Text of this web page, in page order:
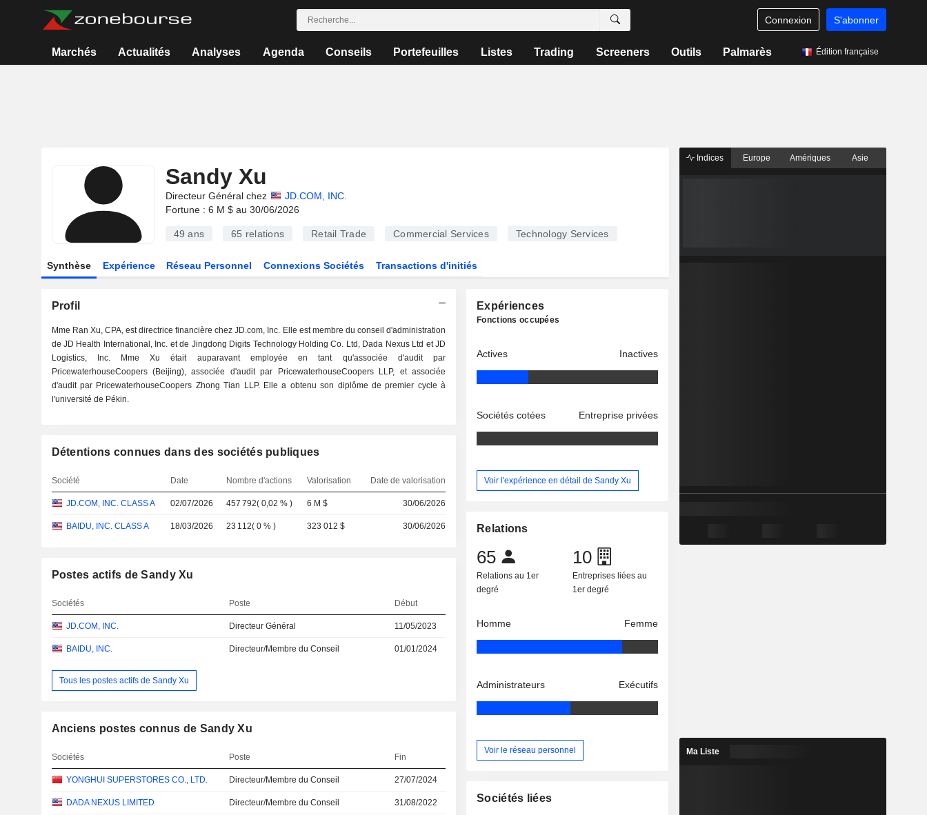
Connexion S'abonner
Marchés Actualités Analyses Agenda Conseils Portefeuilles Listes Trading Screeners Outils Palmarès Édition française
Sandy Xu
Directeur Général chez
JD.COM, INC.
Fortune : 6 M $ au 30/06/2026
49 ans 65 relations Retail Trade Commercial Services Technology Services
Synthèse Expérience Réseau Personnel Connexions Sociétés Transactions d'initiés
Profil
Mme Ran Xu, CPA, est directrice financière chez JD.com, Inc. Elle est membre du conseil d'administration
de JD Health International, Inc. et de Jingdong Digits Technology Holding Co. Ltd, Dada Nexus Ltd et JD
Logistics, Inc. Mme Xu était auparavant employée en tant qu'associée d'audit par
PricewaterhouseCoopers (Beijing), associée d'audit par PricewaterhouseCoopers LLP, et associée
d'audit par PricewaterhouseCoopers Zhong Tian LLP. Elle a obtenu son diplôme de premier cycle à
l'université de Pékin.
Détentions connues dans des sociétés publiques
Société Date Nombre d'actions Valorisation Date de valorisation
JD.COM, INC. CLASS A 02/07/2026 457 792(0,02 % ) 6 M $ 30/06/2026
BAIDU, INC. CLASS A 18/03/2026 23 112(0 % ) 323 012 $ 30/06/2026
Postes actifs de Sandy Xu
Sociétés Poste Début
JD.COM, INC. Directeur Général 11/05/2023
BAIDU, INC. Directeur/Membre du Conseil 01/01/2024
Tous les postes actifs de Sandy Xu
Anciens postes connus de Sandy Xu
Sociétés Poste Fin
YONGHUI SUPERSTORES CO., LTD. Directeur/Membre du Conseil 27/07/2024
DADA NEXUS LIMITED Directeur/Membre du Conseil 31/08/2022
Expériences
Fonctions occupées
Actives Inactives
Sociétés cotées Entreprise privées
Voir l'expérience en détail de Sandy Xu
Relations
65
Relations au 1er
degré
10
Entreprises liées au
1er degré
Homme Femme
Administrateurs Exécutifs
Voir le réseau personnel
Sociétés liées
Indices Europe Amériques Asie
Ma Liste